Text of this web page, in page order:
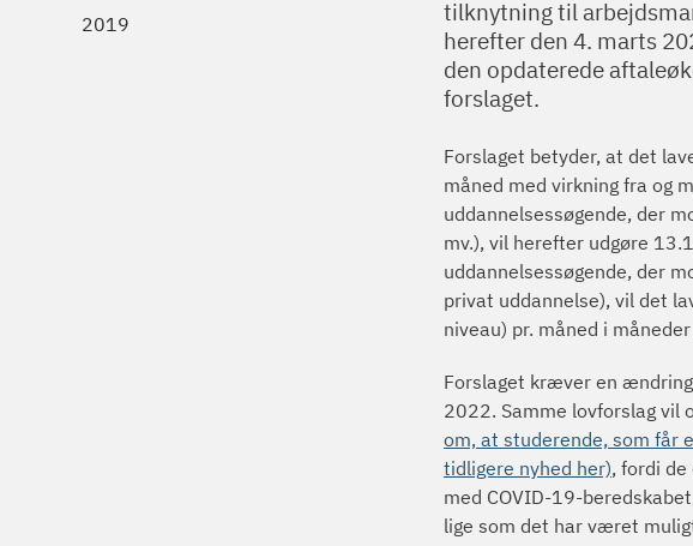
2019
tilknytning til
herefter den 4. marts
den opdaterede
forslaget.
Forslaget betyder, at det
måned med virkning fra og
uddannelsessøgende, der
mv.), vil herefter udgøre
uddannelsessøgende, der
privat uddannelse), vil det
niveau) pr. måned i måneder
Forslaget kræver en
2022. Samme lovforslag vil
om, at studerende, som får
tidligere nyhed her), fordi
med COVID-19-
lige som det har været